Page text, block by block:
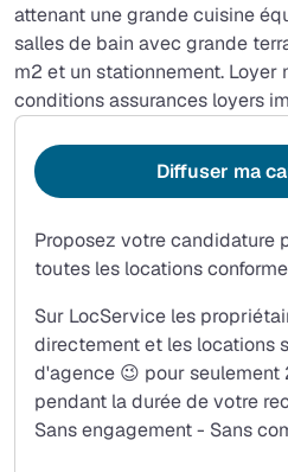
attenant une grande cuisine
salles de bain avec grande
m2 et un stationnement. Loyer
conditions assurances loyers
Proposez votre candidature
toutes les locations
Sur LocService les
directement et les locations
d'agence 😉 pour
pendant la durée de votre
Sans engagement - Sans
Diffuser ma